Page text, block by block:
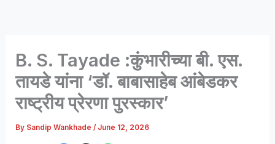
B. S. Tayade :कुंभारीच्या बी. एस.
तायडे यांना ‘डॉ. बाबासाहेब आंबेडकर
राष्ट्रीय प्रेरणा पुरस्कार’
By Sandip Wankhade/ June 12, 2026